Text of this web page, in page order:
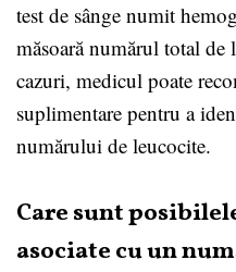
test de sânge numit
măsoară numărul total
cazuri, medicul poate
suplimentare pentru a
numărului de leucocite.
Care sunt
asociate cu un